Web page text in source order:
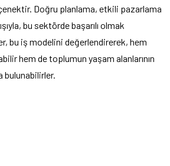
Doğru planlama, etkili pazarlama
bu sektörde başarılı olmak
bu iş modelini değerlendirerek, hem
hem de toplumun yaşam alanlarının
bulunabilirler.